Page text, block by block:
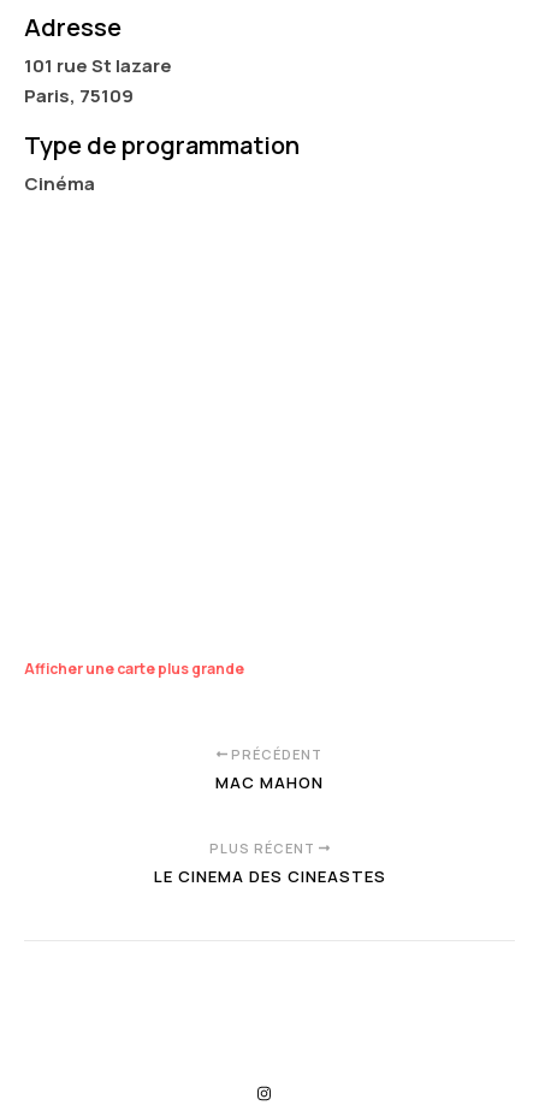
Adresse
101 rue St lazare
Paris, 75109
Type de programmation
Cinéma
Afficher une carte plus grande
PRÉCÉDENT
MAC MAHON
PLUS RÉCENT
LE CINEMA DES CINEASTES